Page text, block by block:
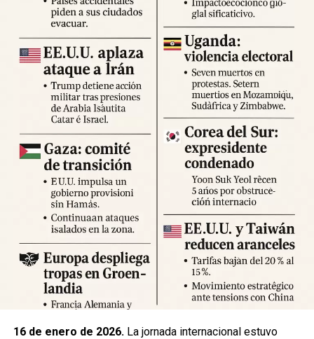
Expertos advierten sobre la posibilidad de réplicas
significativas y llaman a mantener la calma y preparar
suministros básicos. Las autoridades locales han
habilitado centros de atención para damnificados y piden a
la ciudadanía priorizar la seguridad y la cooperación con
los equipos de respuesta.
Fuente: 5to Poder Agencia de Noticias
16 de enero de 2026.La jornada internacional estuvo